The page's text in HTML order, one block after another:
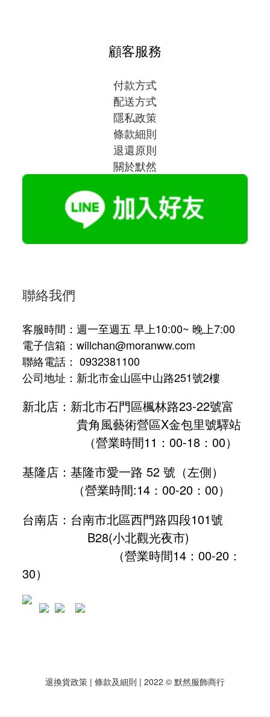
顧客服務
付款方式
配送方式
隱私政策
條款細則
退還原則
關於默然
聯絡我們
客服時間：週一至週五 早上10:00~ 晚上7:00
電子信箱：willchan@moranww.com
聯絡電話： 0932381100
公司地址：新北市金山區中山路251號2樓
新北店：新北市石門區楓林路23-22號富
貴角風藝術營區X金包里號驛站
（營業時間11：00-18：00）
基隆店：基隆市愛一路 52 號（左側）
（營業時間:14：00-20：00）
台南店：台南市北區西門路四段101號
B28(小北觀光夜市)
（營業時間14：00-20：
30）
退換貨政策 | 條款及細則 | 2022 © 默然服飾商行